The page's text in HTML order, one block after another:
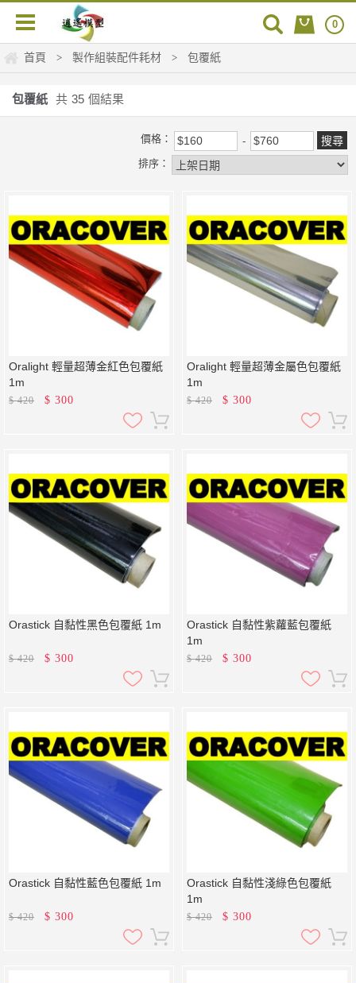
0
首頁 > 製作組裝配件耗材 > 包覆紙
包覆紙 共 35 個結果
價格：
排序：
Oralight 輕量超薄金紅色包覆紙
1m
$420 $ 300
Oralight 輕量超薄金屬色包覆紙
1m
$420 $ 300
Orastick 自黏性黑色包覆紙 1m
$420 $ 300
Orastick 自黏性紫蘿藍包覆紙
1m
$420 $ 300
Orastick 自黏性藍色包覆紙 1m
$420 $ 300
Orastick 自黏性淺綠色包覆紙
1m
$420 $ 300